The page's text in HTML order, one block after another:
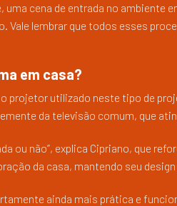
cena de entrada no ambiente
Vale lembrar que todos esses
em casa?
projetor utilizado neste tipo de
da televisão comum, que
ou não”, explica Cipriano, que
da casa, mantendo seu design
ainda mais prática e